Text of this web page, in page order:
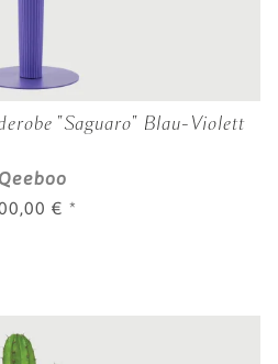
"Saguaro" Blau-Violett
Qeeboo
€ *